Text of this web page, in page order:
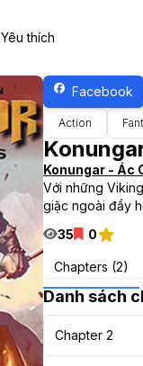
Yêu thích
Facebook
Action
Konungar - Ác
Với những
giặc ngoài đầy
35
0
Chapters (2)
Danh sách
Chapter 2